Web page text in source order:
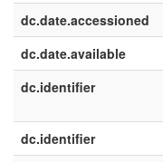
dc.date.accessioned
dc.date.available
dc.identifier
dc.identifier